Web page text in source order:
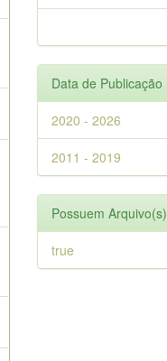
Data de Publicação
2020 - 2026
2011 - 2019
Possuem Arquivo(s)
true